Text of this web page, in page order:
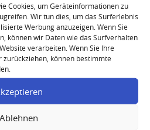
Cookies, um Geräteinformationen zu
Wir tun dies, um das Surferlebnis
Werbung anzuzeigen. Wenn Sie
können wir Daten wie das Surfverhalten
verarbeiten. Wenn Sie Ihre
können bestimmte
Ablehnen